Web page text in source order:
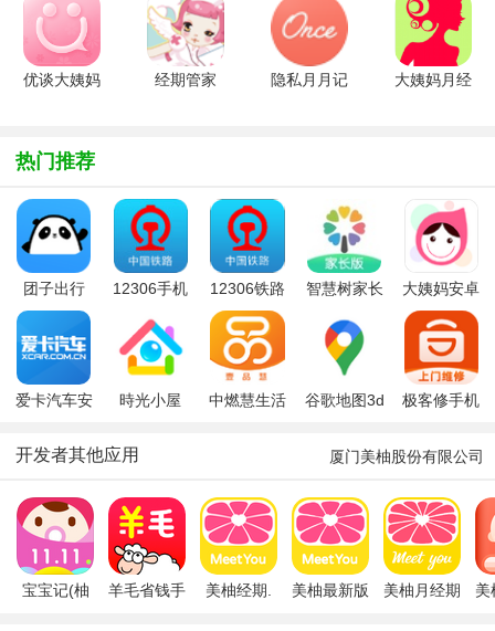
v5.3.1 安
卓版
方正版
v9.00.0.0
官方安卓版
官方最新版
v3.0.5 安
卓版
优谈大姨妈
经期管家
隐私月月记
大姨妈月经
热门推荐
团子出行
app
12306手机
12306铁路
app
智慧树家长
大姨妈安卓
版
爱卡汽车安
時光小屋
中燃慧生活
谷歌地图3d
图
极客修手机
开发者其他应用 厦门美柚股份有限公司
宝宝记(柚
羊毛省钱手
美柚经期.
美柚最新版
美柚月经期
美